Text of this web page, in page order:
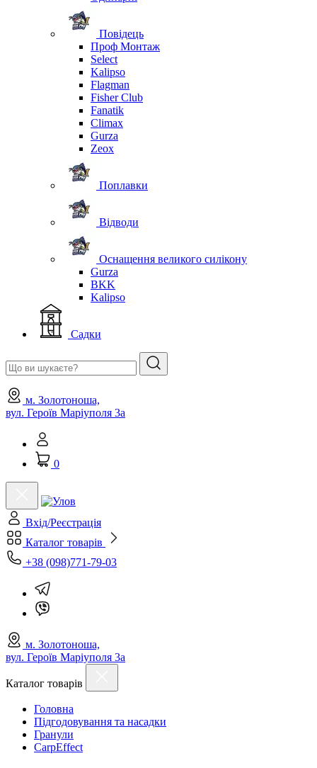
Повідець
Проф Монтаж
Select
Kalipso
Flagman
Fisher Club
Fanatik
Climax
Gurza
Zeox
Поплавки
Відводи
Оснащення великого силікону
Gurza
BKK
Kalipso
Садки
м. Золотоноша,
вул. Героїв Маріуполя 3а
0
Вхід/Реєстрація
Каталог товарів
+38 (098)771-79-03
м. Золотоноша,
вул. Героїв Маріуполя 3а
Каталог товарів
Головна
Підгодовування та насадки
Гранули
CarpEffect